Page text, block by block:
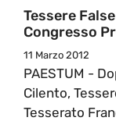
Tessere
Congresso
11 Marzo 2012
PAESTUM -
Cilento,
Tesserato